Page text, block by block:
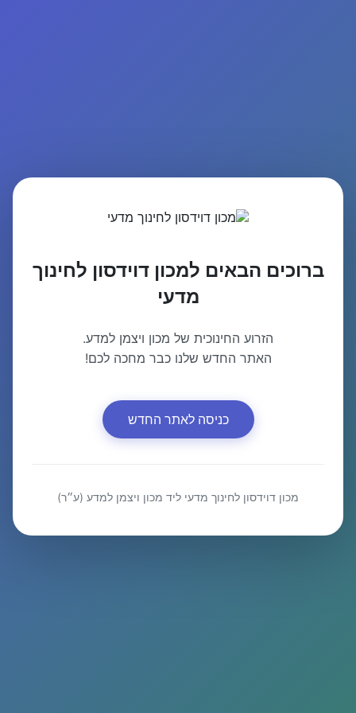
ברוכים הבאים למכון דוידסון לחינוך
מדעי
הזרוע החינוכית של מכון ויצמן למדע.
האתר החדש שלנו כבר מחכה לכם!
כניסה לאתר החדש
מכון דוידסון לחינוך מדעי ליד מכון ויצמן למדע (ע״ר)